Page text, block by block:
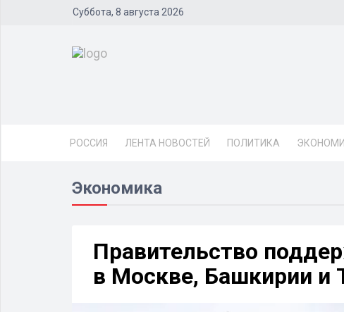
Суббота, 8 августа 2026
РОССИЯ ЛЕНТА НОВОСТЕЙ ПОЛИТИКА
Экономика
Правительство
в Москве, Башкирии и